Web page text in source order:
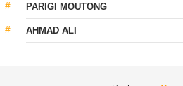
PARIGI MOUTONG
AHMAD ALI